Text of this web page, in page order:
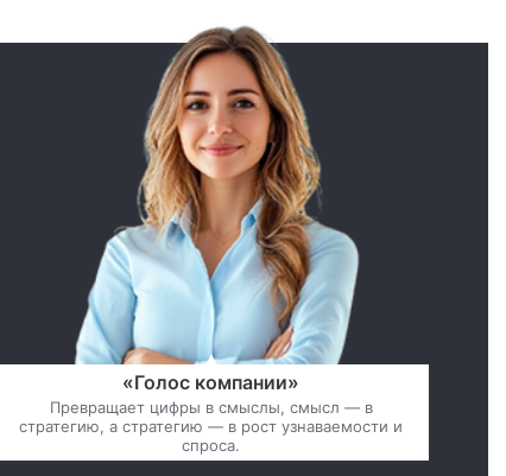
«Голос компании»
Превращает цифры в смыслы, смысл — в
стратегию, а стратегию — в рост узнаваемости и
спроса.